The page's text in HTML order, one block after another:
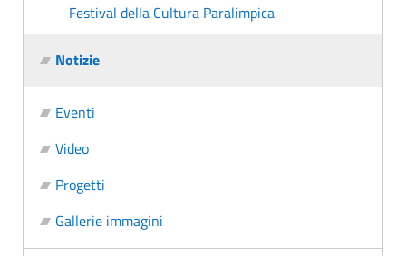
Festival della Cultura Paralimpica
Notizie
Eventi
Video
Progetti
Gallerie immagini